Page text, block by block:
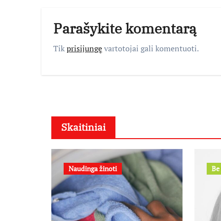
Parašykite komentarą
Tikprisijungęvartotojai gali komentuoti.
Skaitiniai
Naudinga žinoti